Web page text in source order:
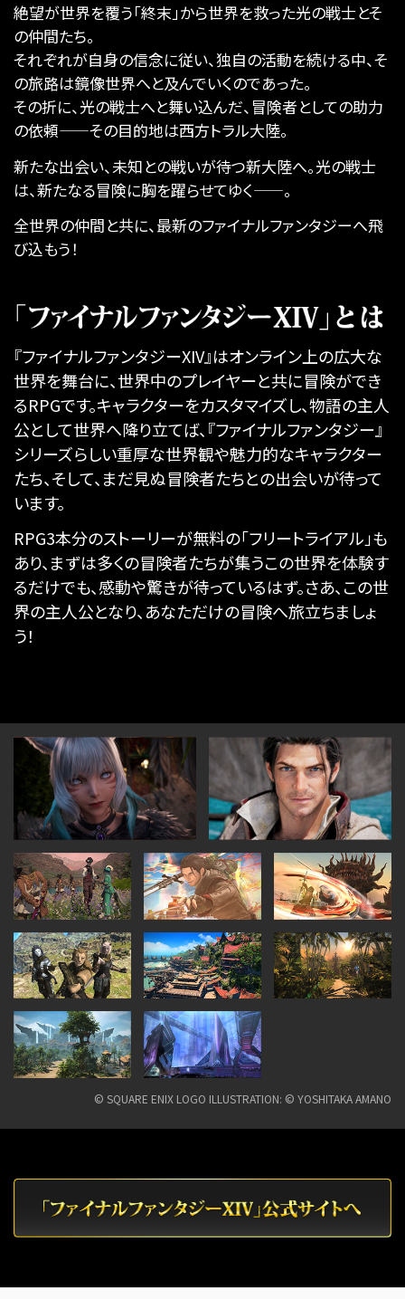
絶望が世界を覆う「終末」から世界を救った光の戦士とそ
の仲間たち。
それぞれが自身の信念に従い、独自の活動を続ける中、そ
の旅路は鏡像世界へと及んでいくのであった。
その折に、光の戦士へと舞い込んだ、冒険者としての助力
の依頼——その目的地は西方トラル大陸。
新たな出会い、未知との戦いが待つ新大陸へ。光の戦士
は、新たなる冒険に胸を躍らせてゆく——。
全世界の仲間と共に、最新のファイナルファンタジーへ飛
び込もう！
『ファイナルファンタジーXIV』はオンライン上の広大な
世界を舞台に、世界中のプレイヤーと共に冒険ができ
るRPGです。キャラクターをカスタマイズし、物語の主人
公として世界へ降り立てば、『ファイナルファンタジー』
シリーズらしい重厚な世界観や魅力的なキャラクター
たち、そして、まだ見ぬ冒険者たちとの出会いが待って
います。
RPG3本分のストーリーが無料の「フリートライアル」も
あり、まずは多くの冒険者たちが集うこの世界を体験す
るだけでも、感動や驚きが待っているはず。さあ、この世
界の主人公となり、あなただけの冒険へ旅立ちましょ
う！
© SQUARE ENIX LOGO ILLUSTRATION: © YOSHITAKA AMANO